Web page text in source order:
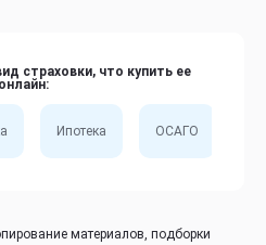
страховки, что купить ее
онлайн:
Ипотека ОСАГО
материалов, подборки